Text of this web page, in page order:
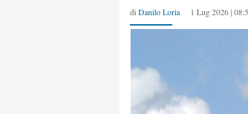
di Danilo Loria 1 Lug 2026 |